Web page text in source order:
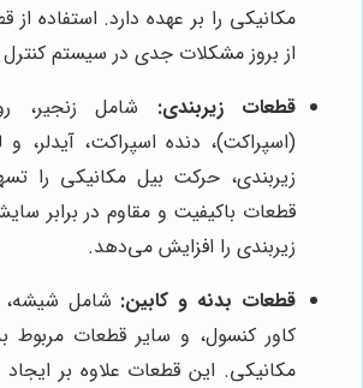
مکانیکی را بر عهده دارد. استفاده
از بروز مشکلات جدی در سیستم
قطعات زیربندی: شامل زنجیر،
(اسپراکت)، دنده اسپراکت، آیدلر،
زیربندی، حرکت بیل مکانیکی را
قطعات باکیفیت و مقاوم در برابر
زیربندی را افزایش می‌دهد.
قطعات بدنه و کابین: شامل شیشه،
کاور کنسول، و سایر قطعات مربوط
مکانیکی. این قطعات علاوه بر